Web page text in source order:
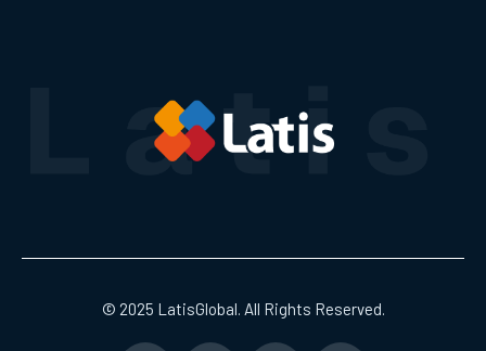
© 2025 LatisGlobal. All Rights Reserved.